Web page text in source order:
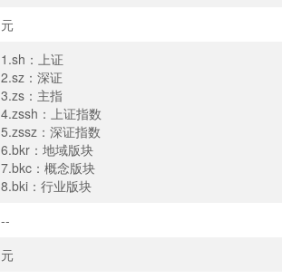
元
1.sh：上证
2.sz：深证
3.zs：主指
4.zssh：上证指数
5.zssz：深证指数
6.bkr：地域版块
7.bkc：概念版块
8.bki：行业版块
--
元